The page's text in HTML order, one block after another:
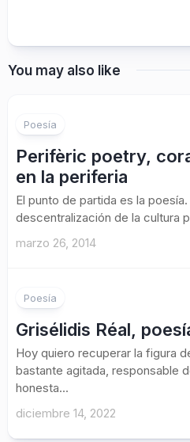
You may also like
Poesía
Perifèric poetry,
en la periferia
El punto de partida es la
descentralización de la cultura
marzo 26, 2014
Poesía
Grisélidis Réal,
Hoy quiero recuperar la figura
bastante agitada, responsable
honesta...
diciembre 14, 2022